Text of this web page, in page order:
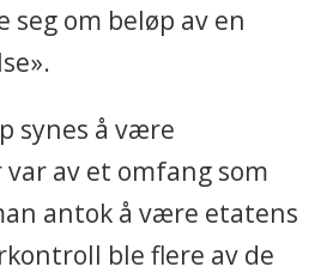
seg om beløp av en
synes å være
av et omfang som
antok å være etatens
ble flere av de